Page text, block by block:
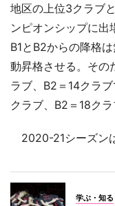
地区の上位3クラブ
ンピオンシップに出
B1とB2からの降格
動昇格させる。その
ラブ、B2＝14クラ
クラブ、B2＝18クラ
2020-21シーズン
学ぶ・知る